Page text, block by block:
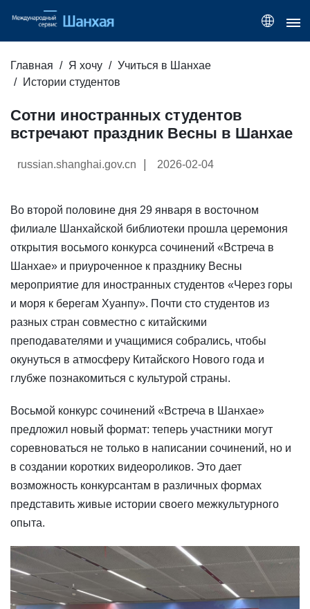
Главная Я хочу
Учиться в Шанхае
Истории студентов
Сотни иностранных студентов
встречают праздник Весны в Шанхае
russian.shanghai.gov.cn 2026-02-04
Во второй половине дня 29 января в восточном
филиале Шанхайской библиотеки прошла церемония
открытия восьмого конкурса сочинений «Встреча в
Шанхае» и приуроченное к празднику Весны
мероприятие для иностранных студентов «Через горы
и моря к берегам Хуанпу». Почти сто студентов из
разных стран совместно с китайскими
преподавателями и учащимися собрались, чтобы
окунуться в атмосферу Китайского Нового года и
глубже познакомиться с культурой страны.
Восьмой конкурс сочинений «Встреча в Шанхае»
предложил новый формат: теперь участники могут
соревноваться не только в написании сочинений, но и
в создании коротких видеороликов. Это дает
возможность конкурсантам в различных формах
представить живые истории своего межкультурного
опыта.